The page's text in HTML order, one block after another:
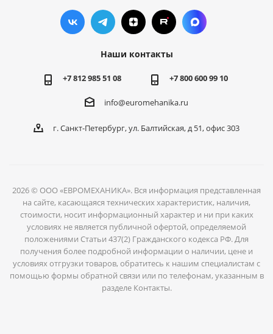
Наши контакты
+7 812 985 51 08 +7 800 600 99 10
info@euromehanika.ru
г. Санкт-Петербург, ул. Балтийская, д 51, офис 303
2026 © ООО «ЕВРОМЕХАНИКА». Вся информация представленная
на сайте, касающаяся технических характеристик, наличия,
стоимости, носит информационный характер и ни при каких
условиях не является публичной офертой, определяемой
положениями Статьи 437(2) Гражданского кодекса РФ. Для
получения более подробной информации о наличии, цене и
условиях отгрузки товаров, обратитесь к нашим специалистам с
помощью формы обратной связи или по телефонам, указанным в
разделе Контакты.